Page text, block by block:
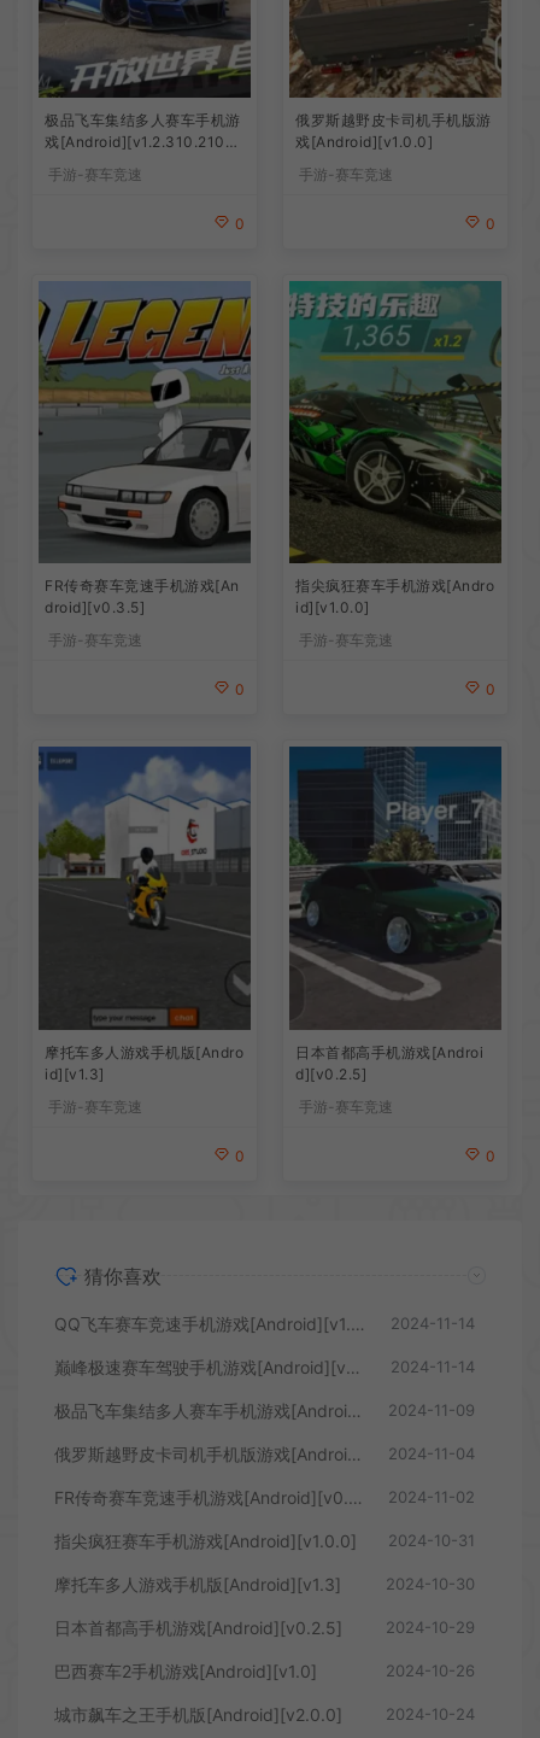
极品飞车集结多人赛车手机游
戏[Android][v1.2.310.21063
手游-赛车竞速
0
俄罗斯越野皮卡司机手机版游
戏[Android][v1.0.0]
手游-赛车竞速
0
FR传奇赛车竞速手机游戏[An
droid][v0.3.5]
手游-赛车竞速
0
指尖疯狂赛车手机游戏[Andro
id][v1.0.0]
手游-赛车竞速
0
摩托车多人游戏手机版[Andro
id][v1.3]
手游-赛车竞速
0
日本首都高手机游戏[Androi
d][v0.2.5]
手游-赛车竞速
0
猜你喜欢
QQ飞车赛车竞速手机游戏[Android][v1.47.0.60405] 2024-11-14
巅峰极速赛车驾驶手机游戏[Android][v0.15.0] 2024-11-14
极品飞车集结多人赛车手机游戏[Android][v1.2.310.2106343] 2024-11-09
俄罗斯越野皮卡司机手机版游戏[Android][v1.0.0] 2024-11-04
FR传奇赛车竞速手机游戏[Android][v0.3.5] 2024-11-02
指尖疯狂赛车手机游戏[Android][v1.0.0] 2024-10-31
摩托车多人游戏手机版[Android][v1.3] 2024-10-30
日本首都高手机游戏[Android][v0.2.5] 2024-10-29
巴西赛车2手机游戏[Android][v1.0] 2024-10-26
城市飙车之王手机版[Android][v2.0.0] 2024-10-24